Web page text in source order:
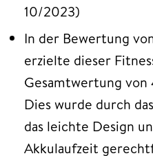
10/2023)
In der Bewertung
erzielte dieser
Gesamtwertung
Dies wurde durch
das leichte Design
Akkulaufzeit